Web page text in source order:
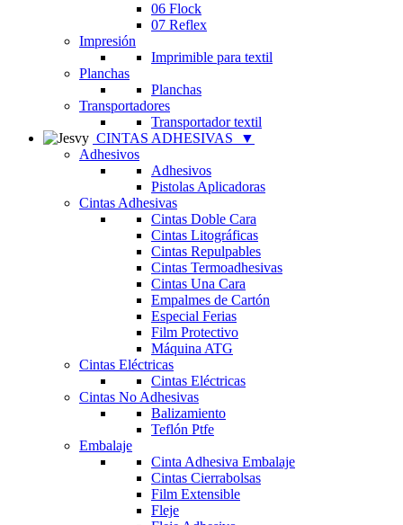
06 Flock
07 Reflex
Impresión
Imprimible para textil
Planchas
Planchas
Transportadores
Transportador textil
CINTAS ADHESIVAS
▼
Adhesivos
Adhesivos
Pistolas Aplicadoras
Cintas Adhesivas
Cintas Doble Cara
Cintas Litográficas
Cintas Repulpables
Cintas Termoadhesivas
Cintas Una Cara
Empalmes de Cartón
Especial Ferias
Film Protectivo
Máquina ATG
Cintas Eléctricas
Cintas Eléctricas
Cintas No Adhesivas
Balizamiento
Teflón Ptfe
Embalaje
Cinta Adhesiva Embalaje
Cintas Cierrabolsas
Film Extensible
Fleje